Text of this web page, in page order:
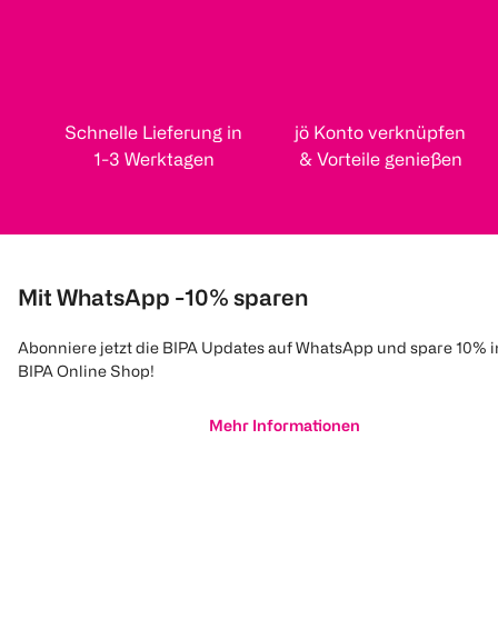
Schnelle Lieferung in
1-3 Werktagen
jö Konto verknüpfen
& Vorteile genießen
Mit WhatsApp -10% sparen
Abonniere jetzt die BIPA Updates auf WhatsApp und spare 10%
BIPA Online Shop!
Mehr Informationen